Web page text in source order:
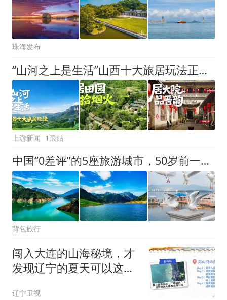
珠海发布
“山河之上是生活”山西十大旅居玩法正式发布
上游新闻 1跟贴
中国“0差评”的5座旅游城市，50岁前一定要去一次！
背包旅行
闯入大连的山海秘境，才
发现辽宁的夏天可以这
辽宁卫视